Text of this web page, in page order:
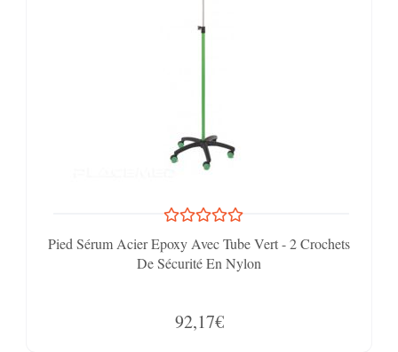
Pied Sérum Acier Epoxy Avec Tube Vert - 2 Crochets
De Sécurité En Nylon
92,17€